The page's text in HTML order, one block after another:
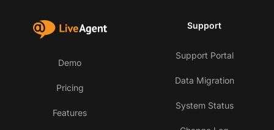
Demo
Pricing
Features
Support
Support Portal
Data Migration
System Status